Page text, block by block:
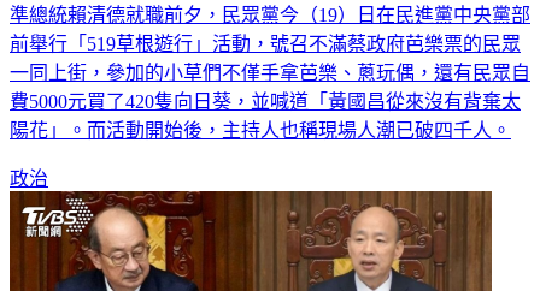
準總統賴清德就職前夕，民眾黨今（19）日在民進黨中央黨部
前舉行「519草根遊行」活動，號召不滿蔡政府芭樂票的民眾
一同上街，參加的小草們不僅手拿芭樂、蔥玩偶，還有民眾自
費5000元買了420隻向日葵，並喊道「黃國昌從來沒有背棄太
政治